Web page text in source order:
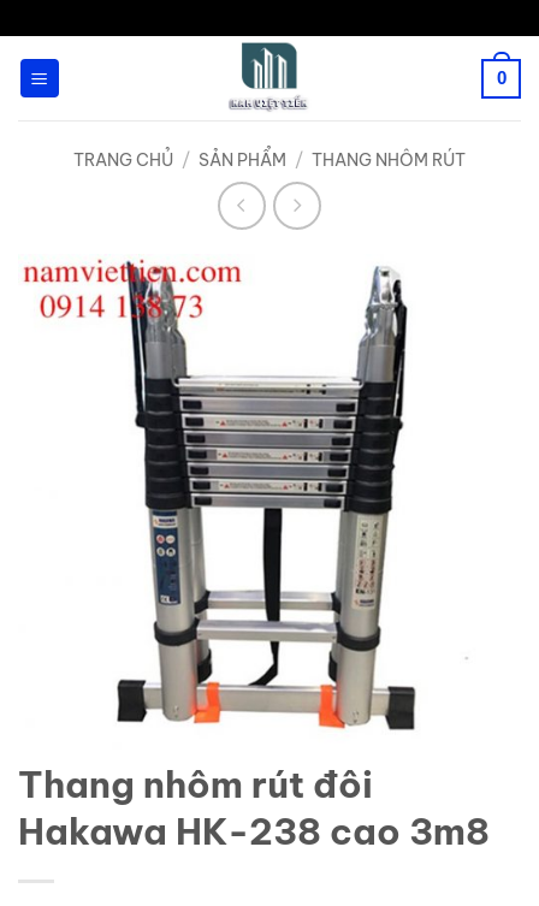
0
TRANG CHỦ / SẢN PHẨM / THANG NHÔM RÚT
Thang nhôm rút đôi
Hakawa HK-238 cao 3m8